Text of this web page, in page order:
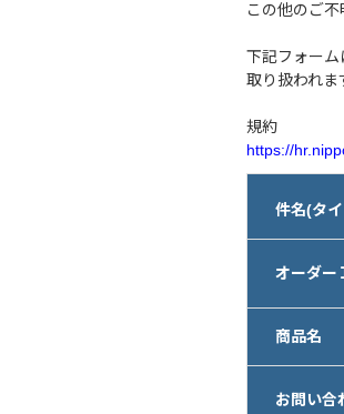
この他のご
下記フォー
取り扱われま
規約
https://
件名(タ
オーダー
商品名
お問い合